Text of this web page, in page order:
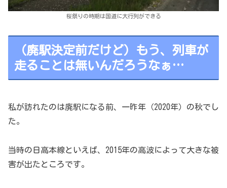
桜祭りの時期は国道に大行列ができる
（廃駅決定前だけど）もう、列車が
走ることは無いんだろうなぁ…
私が訪れたのは廃駅になる前、一昨年（2020年）の秋でし
た。
当時の日高本線といえば、2015年の高波によって大きな被
害が出たところです。